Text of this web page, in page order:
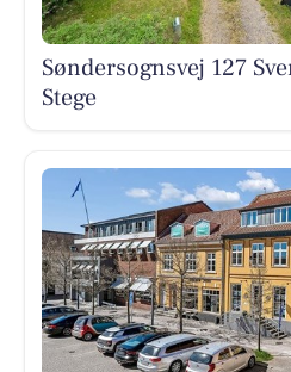
Søndersognsvej 127
Stege